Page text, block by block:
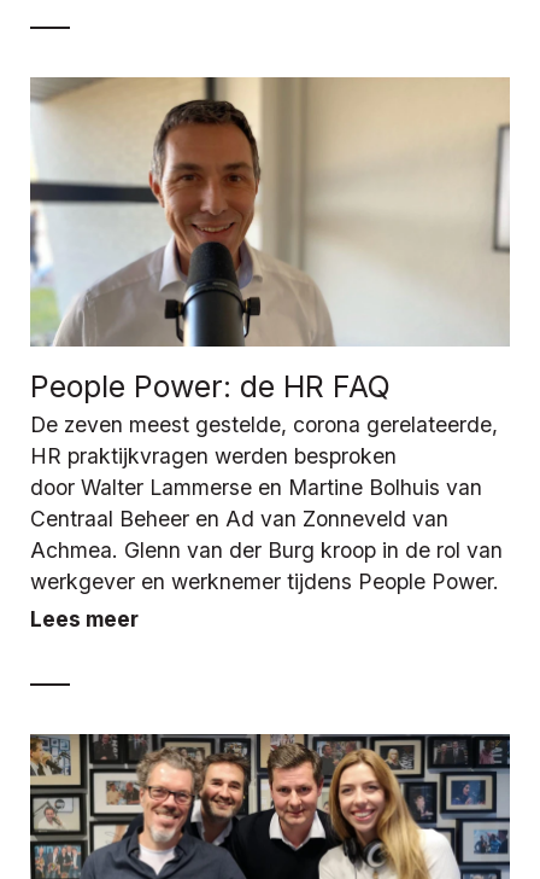
People Power: de HR FAQ
De zeven meest gestelde, corona gerelateerde,
HR praktijkvragen werden besproken
door Walter Lammerse en Martine Bolhuis van
Centraal Beheer en Ad van Zonneveld van
Achmea. Glenn van der Burg kroop in de rol van
werkgever en werknemer tijdens People Power.
Lees meer